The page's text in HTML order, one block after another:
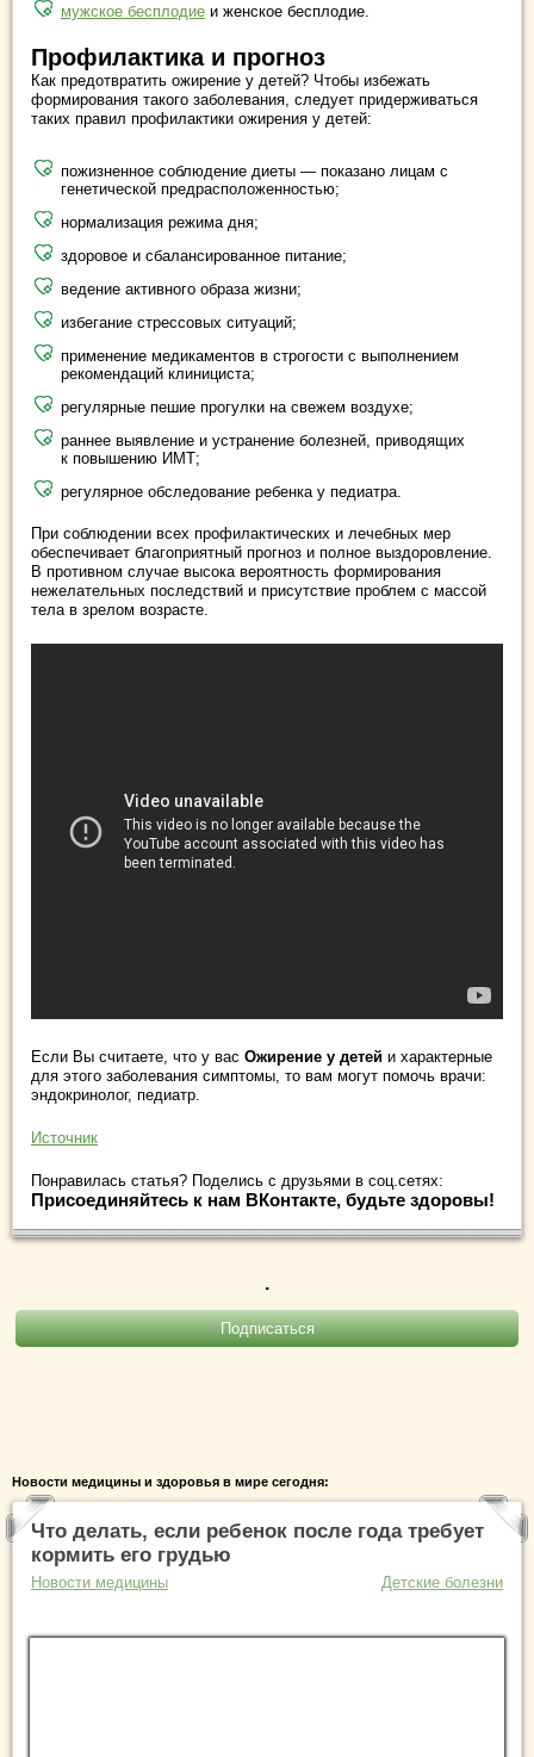
мужское бесплодие и женское бесплодие.
Профилактика и прогноз
Как предотвратить ожирение у детей? Чтобы избежать
формирования такого заболевания, следует придерживаться
таких правил профилактики ожирения у детей:
пожизненное соблюдение диеты — показано лицам с
генетической предрасположенностью;
нормализация режима дня;
здоровое и сбалансированное питание;
ведение активного образа жизни;
избегание стрессовых ситуаций;
применение медикаментов в строгости с выполнением
рекомендаций клинициста;
регулярные пешие прогулки на свежем воздухе;
раннее выявление и устранение болезней, приводящих
к повышению ИМТ;
регулярное обследование ребенка у педиатра.
При соблюдении всех профилактических и лечебных мер
обеспечивает благоприятный прогноз и полное выздоровление.
В противном случае высока вероятность формирования
нежелательных последствий и присутствие проблем с массой
тела в зрелом возрасте.
Если Вы считаете, что у вас Ожирение у детей и характерные
для этого заболевания симптомы, то вам могут помочь врачи:
эндокринолог, педиатр.
Источник
Понравилась статья? Поделись с друзьями в соц.сетях:
Присоединяйтесь к нам ВКонтакте, будьте здоровы!
.
Новости медицины и здоровья в мире сегодня:
Что делать, если ребенок после года требует
кормить его грудью
Новости медицины Детские болезни